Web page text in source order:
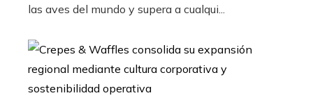
las aves del mundo y supera a cualqui...